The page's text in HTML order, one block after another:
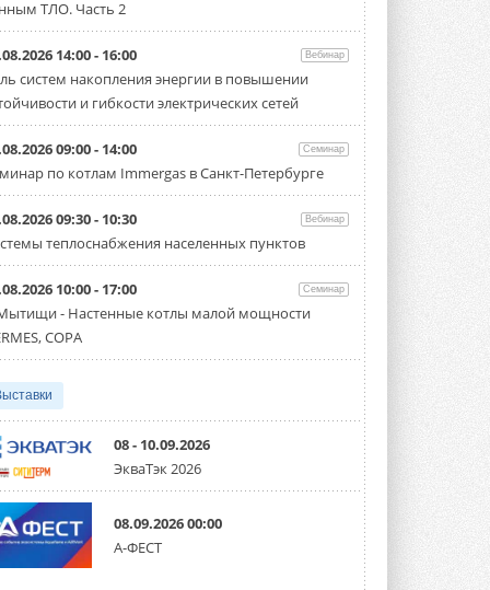
Тепловые насосы в связке с
солнечной генерацией и
накопителем снижают
потребление на 60%
Исследователи из Италии установили ...
4 АВГУСТА 2026
«РУСКЛИМАТ Fest 2026» в Уфе
собрал свыше 700 профи
климатической отрасли
Организатором выступил торгово-
производственный холдинг ...
ЦОД с плотностью 54 кВт на
стойку
3 АВГУСТА 2026
систему DVM на R32
Линейка включает семь типоразмеров
производительностью от 22,4 до 56 кВт.
Суммарная длина трубопроводов ...
3 АВГУСТА 2026
«СиСофт Девелопмент» подвел
итоги конкурса студенческих
ТЛО. Часть 2
14:00 - 16:00 Вебинар
систем накопления энергии в повышении
и гибкости электрических сетей
09:00 - 14:00 Семинар
по котлам Immergas в Санкт-Петербурге
09:30 - 10:30 Вебинар
теплоснабжения населенных пунктов
10:00 - 17:00 Семинар
- Настенные котлы малой мощности
COPA
08 - 10.09.2026
ЭкваТэк 2026
08.09.2026 00:00
А-ФЕСТ